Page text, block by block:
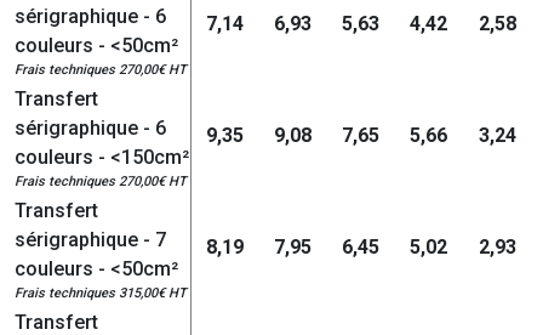
sérigraphique - 6
couleurs - <50cm²
Frais techniques 270,00€ HT
7,14 6,93 5,63 4,42 2,58
Transfert
sérigraphique - 6
couleurs - <150cm²
Frais techniques 270,00€ HT
9,35 9,08 7,65 5,66 3,24
Transfert
sérigraphique - 7
couleurs - <50cm²
Frais techniques 315,00€ HT
8,19 7,95 6,45 5,02 2,93
Transfert